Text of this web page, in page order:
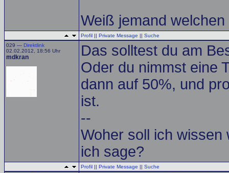
Weiß jemand
Profil || Private Message || Suche
029 — Direktlink
02.02.2012, 18:56 Uhr
mdkran
Das solltest du am
Oder du nimmst eine
dann auf 50%, und
ist.
--
Woher soll ich
ich sage?
Profil || Private Message || Suche